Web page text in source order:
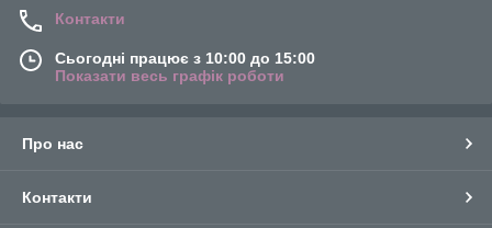
Контакти
Сьогодні працює з 10:00 до 15:00
Показати весь графік роботи
Про нас
Контакти